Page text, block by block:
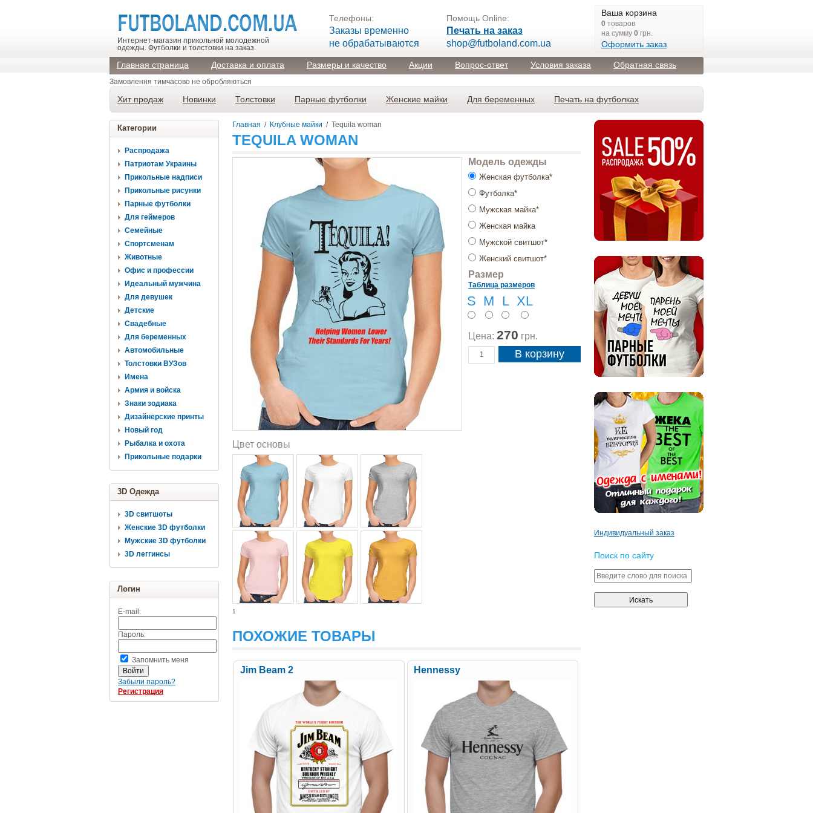
Интернет-магазин прикольной молодежной
одежды. Футболки и толстовки на заказ.
Телефоны:
Заказы временно
не обрабатываются
Помощь Online:
Печать на заказ
shop@futboland.com.ua
Ваша корзина
0 товаров
на сумму 0 грн.
Оформить заказ
Главная страница Доставка и оплата Размеры и качество Акции Вопрос-ответ Условия заказа Обратная связь
Замовлення тимчасово не обробляються
Хит продаж Новинки Толстовки Парные футболки Женские майки Для беременных Печать на футболках
Категории
Распродажа
Патриотам Украины
Прикольные надписи
Прикольные рисунки
Парные футболки
Для геймеров
Семейные
Спортсменам
Животные
Офис и профессии
Идеальный мужчина
Для девушек
Детские
Свадебные
Для беременных
Автомобильные
Толстовки ВУЗов
Имена
Армия и войска
Знаки зодиака
Дизайнерские принты
Новый год
Рыбалка и охота
Прикольные подарки
3D Одежда
3D свитшоты
Женские 3D футболки
Мужские 3D футболки
3D леггинсы
Логин
E-mail:
Пароль:
Запомнить меня
Забыли пароль?
Регистрация
Главная / Клубные майки / Tequila woman
TEQUILA WOMAN
Цвет основы
1
Модель одежды
Женская футболка*
Футболка*
Мужская майка*
Женская майка
Мужской свитшот*
Женский свитшот*
Размер
Таблица размеров
S M L XL
Цена: 270 грн.
ПОХОЖИЕ ТОВАРЫ
Jim Beam 2 Hennessy
Индивидуальный заказ
Поиск по сайту